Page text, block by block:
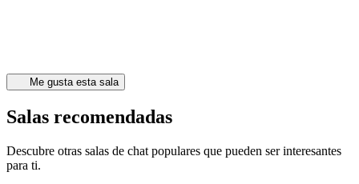
Me gusta esta sala
Salas recomendadas
Descubre otras salas de chat populares que pueden ser interesantes
para ti.